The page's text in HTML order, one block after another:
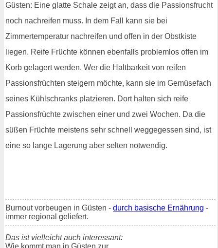
Güsten: Eine glatte Schale zeigt an, dass die Passionsfrucht
noch nachreifen muss. In dem Fall kann sie bei
Zimmertemperatur nachreifen und offen in der Obstkiste
liegen. Reife Früchte können ebenfalls problemlos offen im
Korb gelagert werden. Wer die Haltbarkeit von reifen
Passionsfrüchten steigern möchte, kann sie im Gemüsefach
seines Kühlschranks platzieren. Dort halten sich reife
Passionsfrüchte zwischen einer und zwei Wochen. Da die
süßen Früchte meistens sehr schnell weggegessen sind, ist
eine so lange Lagerung aber selten notwendig.
Burnout vorbeugen in Güsten - durch basische Ernährung -
immer regional geliefert.
Das ist vielleicht auch interessant:
Wie kommt man in Güsten zur